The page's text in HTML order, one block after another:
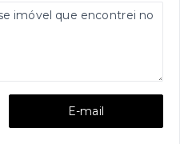
E-mail